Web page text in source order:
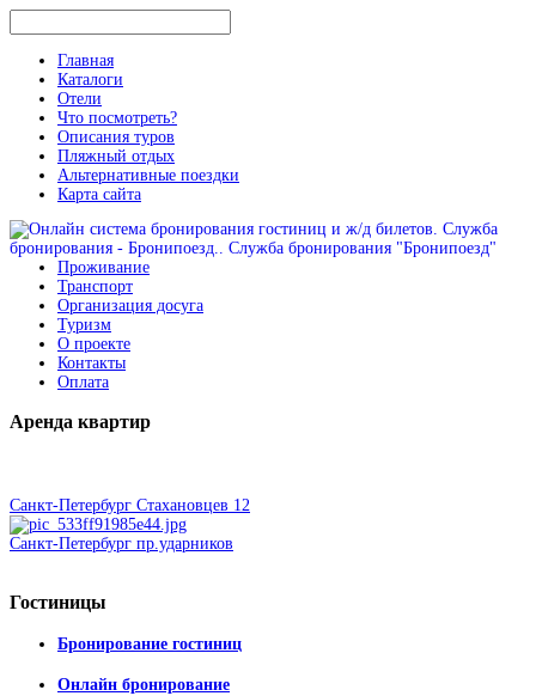
Главная
Каталоги
Отели
Что посмотреть?
Описания туров
Пляжный отдых
Альтернативные поездки
Карта сайта
Проживание
Транспорт
Организация досуга
Туризм
О проекте
Контакты
Оплата
Аренда квартир
Санкт-Петербург Стахановцев 12
Санкт-Петербург пр.ударников
Гостиницы
Бронирование гостиниц
Онлайн бронирование